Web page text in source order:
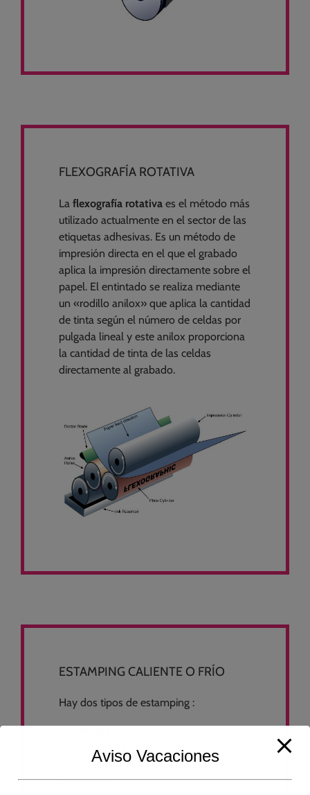
FLEXOGRAFÍA ROTATIVA
La flexografía rotativa es el método más
utilizado actualmente en el sector de las
etiquetas adhesivas. Es un método de
impresión directa en el que el grabado
aplica la impresión directamente sobre el
papel. El entintado se realiza mediante
un «rodillo anilox» que aplica la cantidad
de tinta según el número de celdas por
pulgada lineal y este anilox proporciona
la cantidad de tinta de las celdas
directamente al grabado.
ESTAMPING CALIENTE O FRÍO
Hay dos tipos de estamping :
calienta a más de 90 grados y al
presionar el material funde la película de
estampación.
Aviso Vacaciones